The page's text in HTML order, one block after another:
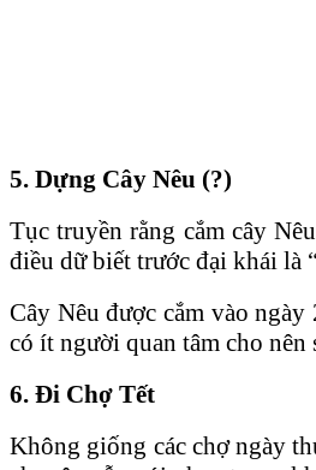
5. Dựng Cây Nêu (?)
Tục truyền rằng cắm cây
điều dữ biết trước đại khái là
Cây Nêu được cắm vào ngày
có ít người quan tâm cho nên
6. Đi Chợ Tết
Không giống các chợ ngày